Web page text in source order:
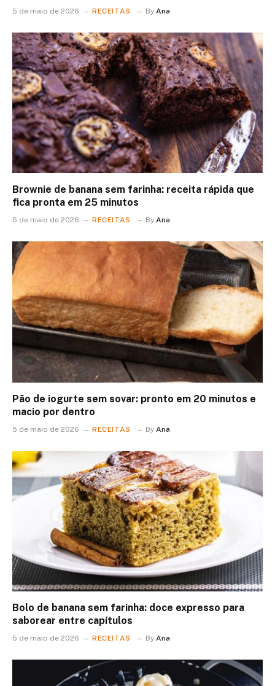
5 de maio de 2026 RECEITAS By Ana
Brownie de banana sem farinha: receita rápida que
fica pronta em 25 minutos
5 de maio de 2026 RECEITAS By Ana
Pão de iogurte sem sovar: pronto em 20 minutos e
macio por dentro
5 de maio de 2026 RECEITAS By Ana
Bolo de banana sem farinha: doce expresso para
saborear entre capítulos
5 de maio de 2026 RECEITAS By Ana